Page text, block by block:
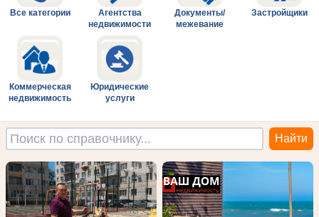
Все категории
Агентства
недвижимости
Документы/
межевание
Застройщики
Коммерческая
недвижимость
Юридические
услуги